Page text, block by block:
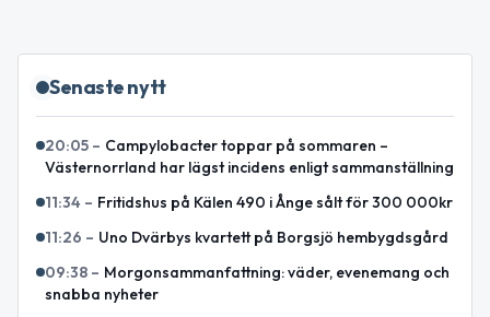
Senaste nytt
20:05 – Campylobacter toppar på sommaren –
Västernorrland har lägst incidens enligt sammanställning
11:34 – Fritidshus på Kälen 490 i Ånge sålt för 300 000kr
11:26 – Uno Dvärbys kvartett på Borgsjö hembygdsgård
09:38 – Morgonsammanfattning: väder, evenemang och
snabba nyheter